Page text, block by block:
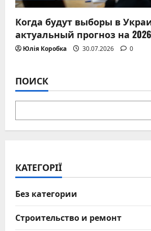
Когда будут выборы в
актуальный прогноз на
Юлія Коробка 30.07.2026 0
ПОИСК
КАТЕГОРІЇ
Без категории
Строительство и ремонт